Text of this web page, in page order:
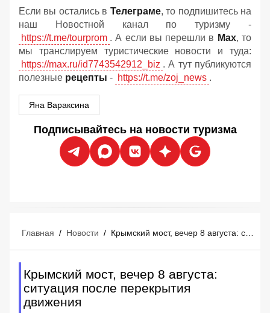
Если вы остались в Телеграме, то подпишитесь на
наш Новостной канал по туризму -
https://t.me/tourprom . А если вы перешли в Мах, то
мы транслируем туристические новости и туда:
https://max.ru/id7743542912_biz . А тут публикуются
полезные рецепты - https://t.me/zoj_news .
Яна Вараксина
Подписывайтесь на новости туризма
Главная / Новости /
Крымский мост, вечер 8 августа:
ситуация после перекрытия
движения